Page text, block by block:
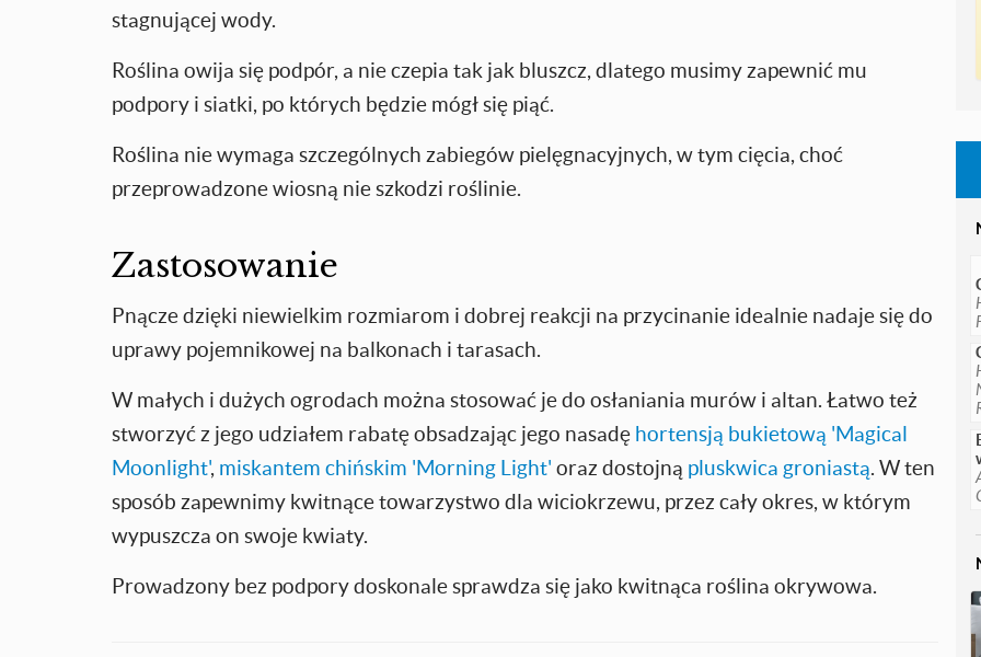
stagnującej wody.
Roślina owija się podpór, a nie czepia tak jak bluszcz, dlatego musimy zapewnić mu
podpory i siatki, po których będzie mógł się piąć.
Roślina nie wymaga szczególnych zabiegów pielęgnacyjnych, w tym cięcia, choć
przeprowadzone wiosną nie szkodzi roślinie.
Zastosowanie
Pnącze dzięki niewielkim rozmiarom i dobrej reakcji na przycinanie idealnie nadaje się do
uprawy pojemnikowej na balkonach i tarasach.
W małych i dużych ogrodach można stosować je do osłaniania murów i altan. Łatwo też
stworzyć z jego udziałem rabatę obsadzając jego nasadę hortensją bukietową 'Magical
Moonlight', miskantem chińskim 'Morning Light' oraz dostojną pluskwica groniastą. W ten
sposób zapewnimy kwitnące towarzystwo dla wiciokrzewu, przez cały okres, w którym
wypuszcza on swoje kwiaty.
Prowadzony bez podpory doskonale sprawdza się jako kwitnąca roślina okrywowa.